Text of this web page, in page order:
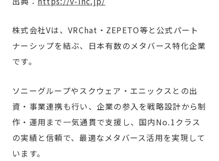
株式会社Vは、VRChat・ZEPETO等と公式パート
ナーシップを結ぶ、日本有数のメタバース特化企業
です。
ソニーグループやスクウェア・エニックスとの出
資・事業連携も行い、企業の参入を戦略設計から制
作・運用まで一気通貫で支援し、国内No.1クラス
の実績と信頼で、最適なメタバース活用を実現して
います。